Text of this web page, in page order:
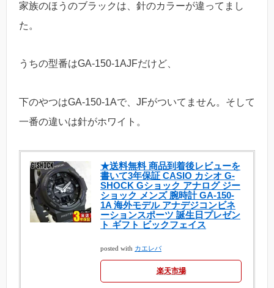
家族のほうのブラックは、針のカラーが違ってまし
た。
うちの型番はGA-150-1AJFだけど、
下のやつはGA-150-1Aで、JFがついてません。そして
一番の違いは針がホワイト。
★送料無料 商品到着後レビューを
書いて3年保証 CASIO カシオ G-
SHOCK Gショック アナログ ジー
ショック メンズ 腕時計 GA-150-
1A 海外モデル アナデジコンビネ
ーションスポーツ 誕生日プレゼン
ト ギフト ビックフェイス
posted with カエレバ
楽天市場